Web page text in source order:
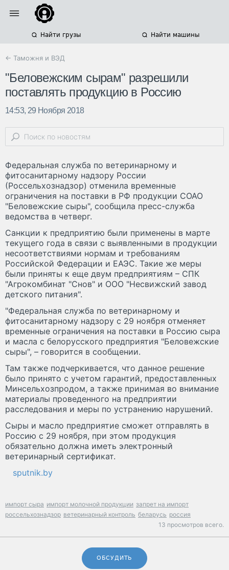
Найти грузы Найти машины
← Таможня и ВЭД
"Беловежским сырам" разрешили
поставлять продукцию в Россию
14:53, 29 Ноября 2018
Федеральная служба по ветеринарному и
фитосанитарному надзору России
(Россельхознадзор) отменила временные
ограничения на поставки в РФ продукции СОАО
"Беловежские сыры", сообщила пресс-служба
ведомства в четверг.
Санкции к предприятию были применены в марте
текущего года в связи с выявленными в продукции
несоответствиями нормам и требованиям
Российской Федерации и ЕАЭС. Такие же меры
были приняты к еще двум предприятиям – СПК
"Агрокомбинат "Снов" и ООО "Несвижский завод
детского питания".
"Федеральная служба по ветеринарному и
фитосанитарному надзору с 29 ноября отменяет
временные ограничения на поставки в Россию сыра
и масла с белорусского предприятия "Беловежские
сыры", – говорится в сообщении.
Там также подчеркивается, что данное решение
было принято с учетом гарантий, предоставленных
Минсельхозпродом, а также принимая во внимание
материалы проведенного на предприятии
расследования и меры по устранению нарушений.
Сыры и масло предприятие сможет отправлять в
Россию с 29 ноября, при этом продукция
обязательно должна иметь электронный
ветеринарный сертификат.
sputnik.by
импорт сыра импорт молочной продукции запрет на импорт
россельхознадзор ветеринарный контроль беларусь россия
13 просмотров всего.
ОБСУДИТЬ